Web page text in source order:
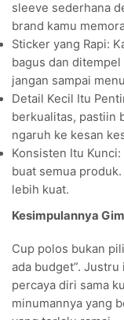
sleeve sederhana
brand kamu
Sticker yang Rapi:
bagus dan
jangan sampai
Detail Kecil Itu
berkualitas, pastiin
ngaruh ke kesan
Konsisten Itu
buat semua
lebih kuat.
Kesimpulannya
Cup polos bukan
ada budget”.
percaya diri sama
minumannya yang